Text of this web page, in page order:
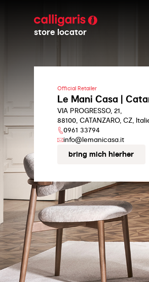
store locator
Official Retailer
Le Mani Casa |
VIA PROGRESSO, 21,
88100, CATANZARO, CZ,
0961 33794
info@lemanicasa.it
bring mich hierher